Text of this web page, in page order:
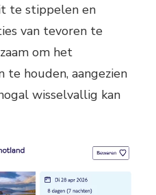
te stippelen en
van tevoren te
om het
houden, aangezien
wisselvallig kan